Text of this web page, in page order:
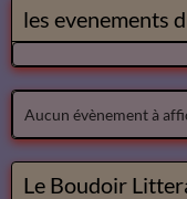
les evenements
Aucun évènement à
Le Boudoir